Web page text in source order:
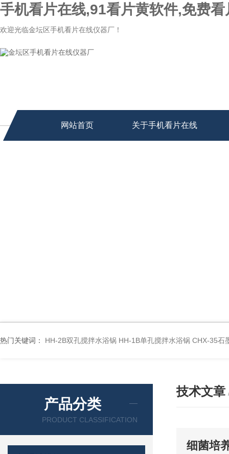
手机看片在线,91看片黄软件,免费
欢迎光临金坛区手机看片在线仪器厂！
网站首页 关于手机看片在线
热门关键词： HH-2B双孔搅拌水浴锅 HH-1B单孔搅拌水浴锅 CHX-35石
产品分类
PRODUCT CLASSIFICATION
技术文章
细菌培